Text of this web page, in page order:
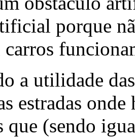
porque
carros
a utilidade
estradas
(sendo